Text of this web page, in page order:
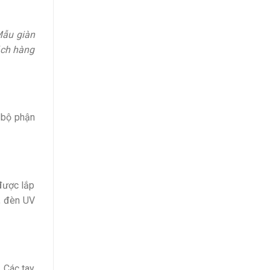
giàn
hàng
phận
lắp
đèn UV